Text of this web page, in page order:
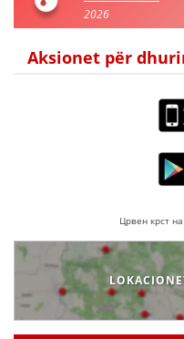
2026
Aksionet për
Црвен крст